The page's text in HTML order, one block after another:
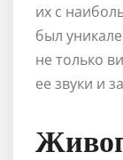
их с
был
не только
ее звуки и